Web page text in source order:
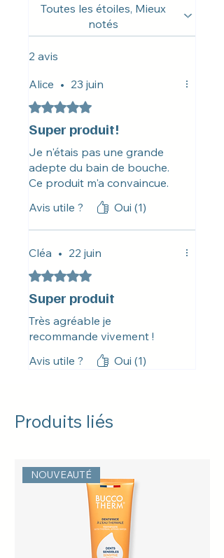
Toutes les étoiles, Mieux
notés
2 avis
Alice • 23 juin
Noté 5 sur 5.
Super produit!
Je n'étais pas une grande
adepte du bain de bouche.
Ce produit m'a convaincue.
Avis utile ?
Oui (1)
Cléa • 22 juin
Noté 5 sur 5.
Super produit
Très agréable je
recommande vivement !
Avis utile ?
Oui (1)
Produits liés
NOUVEAUTÉ